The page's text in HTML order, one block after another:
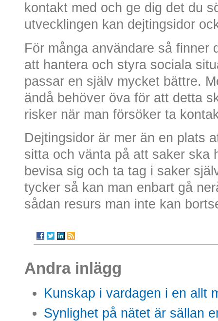
kontakt med och ge dig det du
utvecklingen kan dejtingsidor
För många användare så finner
att hantera och styra sociala
passar en själv mycket bättre.
ändå behöver öva för att detta
risker när man försöker ta
Dejtingsidor är mer än en plats
sitta och vänta på att saker ska
bevisa sig och ta tag i saker
tycker så kan man enbart gå
sådan resurs man inte kan
Andra inlägg
Kunskap i vardagen i en allt
Synlighet på nätet är sällan